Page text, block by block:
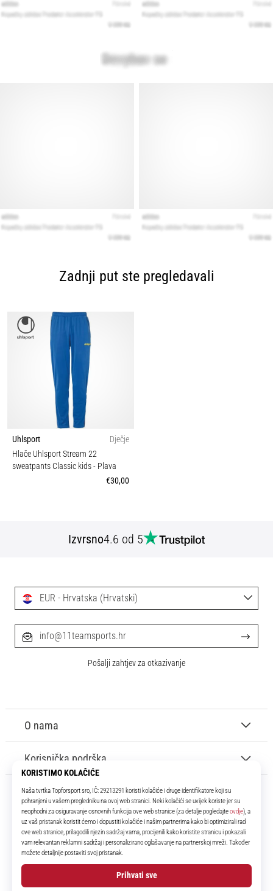
Zadnji put ste pregledavali
Uhlsport
Dječje
Hlače Uhlsport Stream 22
sweatpants Classic kids- Plava
€30,00
Izvrsno4.6 od 5
11teamsports.hr
Tvoj smo pouzdani suigrač već više od 16 godina! Cijelo to vrijeme
donosimo ti najbolje i najnovije proizvode iz svijeta nogometa.
Facebook
Instagram
O nama
Korisnička podrška
EUR - Hrvatska (Hrvatski)
info@11teamsports.hr
Pošalji zahtjev za otkazivanje